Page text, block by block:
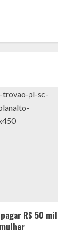
R$ 50 mil